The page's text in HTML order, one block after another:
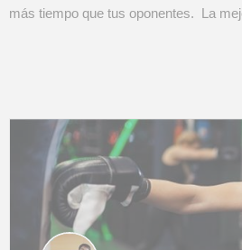
más tiempo que tus oponentes. La
es seguir estos sencillos pasos: El